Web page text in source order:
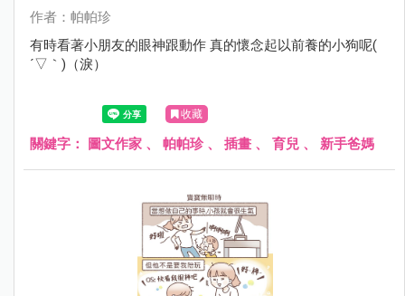
作者：帕帕珍
有時看著小朋友的眼神跟動作 真的懷念起以前養的小狗呢(
´▽｀)（淚）
收藏
關鍵字： 圖文作家 、 帕帕珍、 插畫 、 育兒 、 新手爸媽